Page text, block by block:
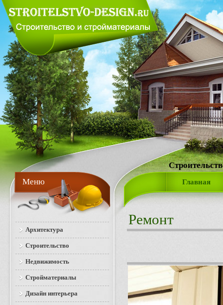
Главная
Ремонт
Меню
Архитектура
Строительство
Недвижимость
Стройматериалы
Дизайн интерьера